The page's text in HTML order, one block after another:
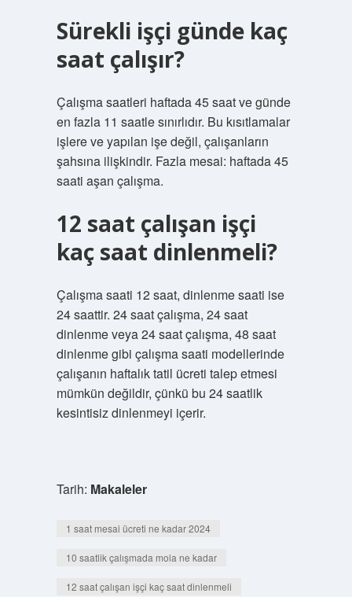
Sürekli işçi günde kaç
saat çalışır?
Çalışma saatleri haftada 45 saat ve günde
en fazla 11 saatle sınırlıdır. Bu kısıtlamalar
işlere ve yapılan işe değil, çalışanların
şahsına ilişkindir. Fazla mesai: haftada 45
saati aşan çalışma.
12 saat çalışan işçi
kaç saat dinlenmeli?
Çalışma saati 12 saat, dinlenme saati ise
24 saattir. 24 saat çalışma, 24 saat
dinlenme veya 24 saat çalışma, 48 saat
dinlenme gibi çalışma saati modellerinde
çalışanın haftalık tatil ücreti talep etmesi
mümkün değildir, çünkü bu 24 saatlik
kesintisiz dinlenmeyi içerir.
Tarih: Makaleler
1 saat mesai ücreti ne kadar 2024
10 saatlik çalışmada mola ne kadar
12 saat çalışan işçi kaç saat dinlenmeli